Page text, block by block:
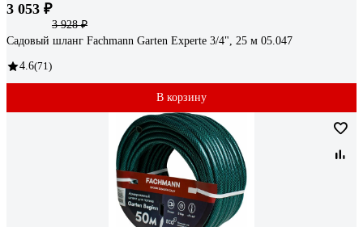
3 053 ₽
3 928 ₽
Садовый шланг Fachmann Garten Experte 3/4", 25 м 05.047
4.6(71)
В корзину